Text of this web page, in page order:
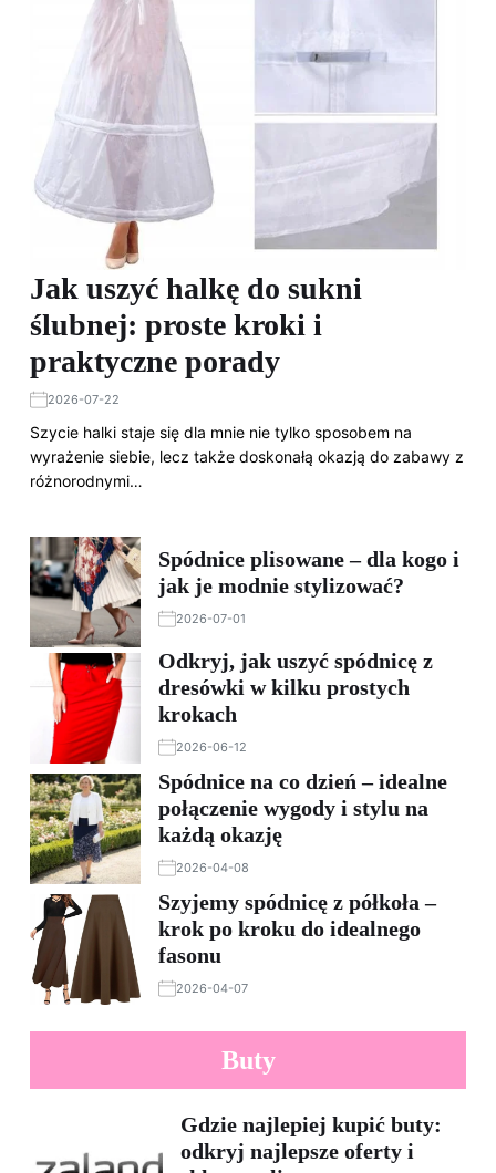
Jak uszyć halkę do sukni
ślubnej: proste kroki i
praktyczne porady
2026-07-22
Szycie halki staje się dla mnie nie tylko sposobem na
wyrażenie siebie, lecz także doskonałą okazją do zabawy z
różnorodnymi…
Spódnice plisowane – dla kogo i
jak je modnie stylizować?
2026-07-01
Odkryj, jak uszyć spódnicę z
dresówki w kilku prostych
krokach
2026-06-12
Spódnice na co dzień – idealne
połączenie wygody i stylu na
każdą okazję
2026-04-08
Szyjemy spódnicę z półkoła –
krok po kroku do idealnego
fasonu
2026-04-07
Buty
Gdzie najlepiej kupić buty:
odkryj najlepsze oferty i